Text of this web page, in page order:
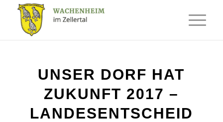
UNSER DORF HAT
ZUKUNFT 2017 –
LANDESENTSCHEID